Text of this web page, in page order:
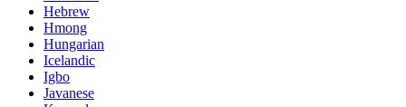
Hebrew
Hmong
Hungarian
Icelandic
Igbo
Javanese